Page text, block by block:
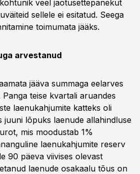
veel jaotusettepanekut
sellele ei esitatud. Seega
toimumata jääks.
arvestanud
jääva summaga eelarves
teise kvartali aruandes
laenukahjumite katteks oli
juuni lõpuks laenude allahindluse
mis moodustab 1%
laenukahjumite reserv
90 päeva viivises olevast
laenude osakaalu tõus on